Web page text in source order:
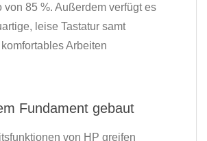
von 85 %. Außerdem verfügt es
leise Tastatur samt
Arbeiten
Fundament gebaut
von HP greifen